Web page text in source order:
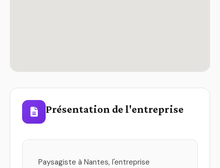
Présentation de l'entreprise
Paysagiste à Nantes, l'entreprise